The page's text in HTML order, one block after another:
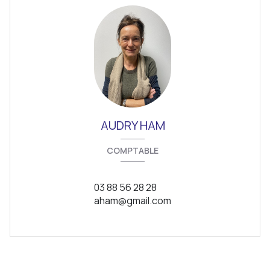
AUDRY HAM
COMPTABLE
03 88 56 28 28
aham@gmail.com